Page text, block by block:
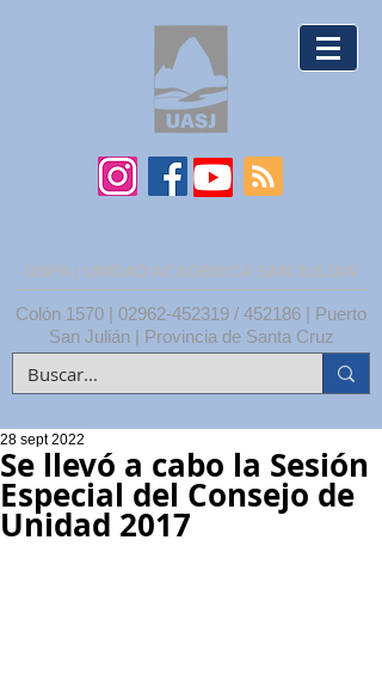
UNPA | UNIDAD ACADÉMICA SAN JULIÁN
Colón 1570 | 02962-452319 / 452186 | Puerto
San Julián | Provincia de Santa Cruz
Se llevó a cabo la Sesión
Especial del Consejo de
Unidad 2017
28 sept 2022